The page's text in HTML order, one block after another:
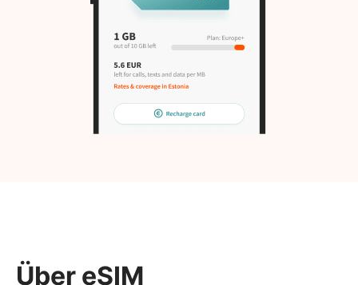
Über eSIM